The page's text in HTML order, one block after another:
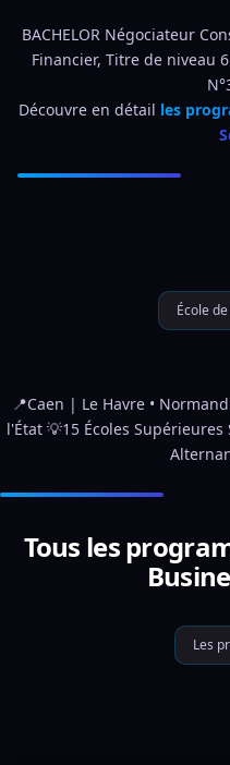
BACHELOR Négociateur
Financier, Titre de niveau
Découvre en détail les
École
📍Caen | Le Havre •
l'État 💡15 Écoles
Tous les
Les